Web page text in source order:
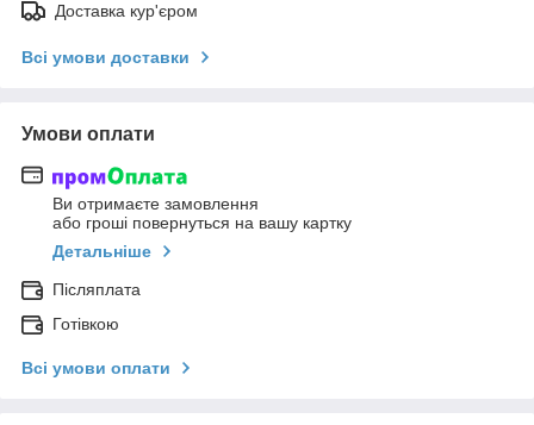
Доставка кур'єром
Всі умови доставки
Умови оплати
Ви отримаєте замовлення
або гроші повернуться на вашу картку
Детальніше
Післяплата
Готівкою
Всі умови оплати